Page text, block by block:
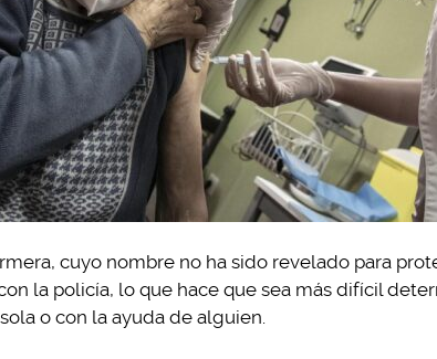
cuyo nombre no ha sido revelado para
la policía, lo que hace que sea más difícil
o con la ayuda de alguien.